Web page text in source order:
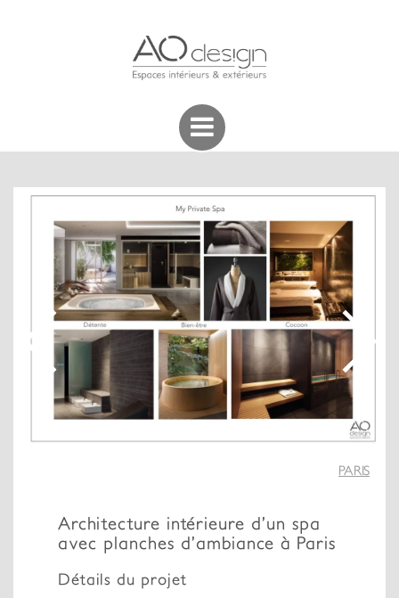
PARIS
Architecture intérieure d’un spa
avec planches d’ambiance à Paris
Détails du projet